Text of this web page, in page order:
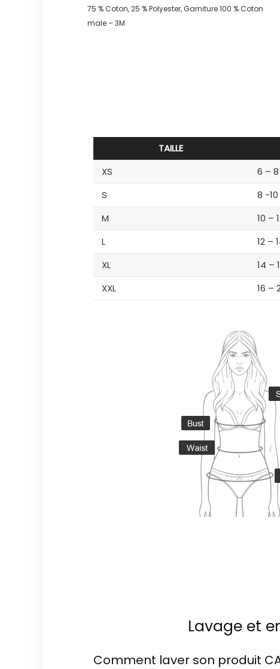
75 % Coton, 25 % Polyester, Garniture 100 % Coton
male – 3M
TAILLE
XS
6 – 8
S
8 -10
M
10 –
L
12 –
XL
14 –
XXL
16 –
Lavage et
Comment laver son produit